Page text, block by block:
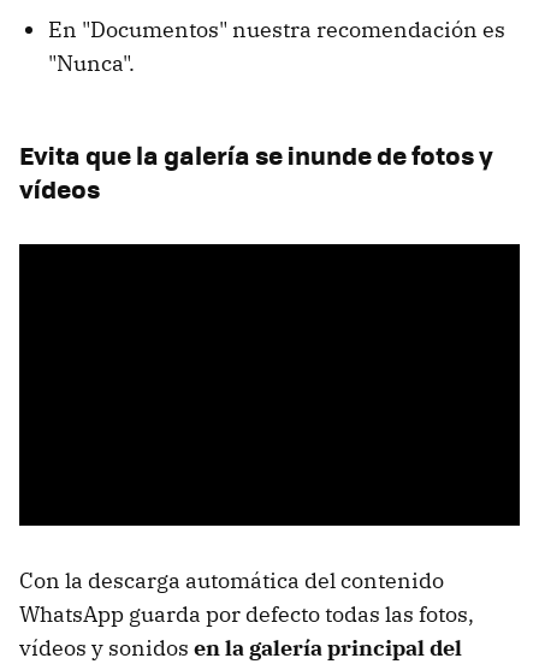
En "Documentos" nuestra recomendación es
"Nunca".
Evita que la galería se inunde de fotos y
vídeos
Con la descarga automática del contenido
WhatsApp guarda por defecto todas las fotos,
vídeos y sonidos en la galería principal del